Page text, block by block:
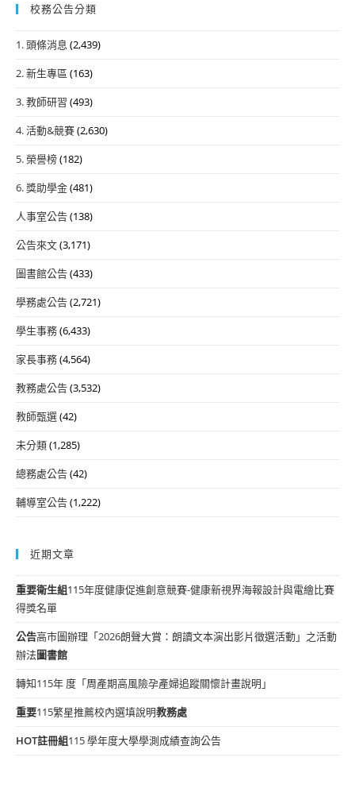
校務公告分類
1. 頭條消息 (2,439)
2. 新生專區 (163)
3. 教師研習 (493)
4. 活動&競賽(2,630)
5. 榮譽榜(182)
6. 獎助學金(481)
人事室公告(138)
公告來文(3,171)
圖書館公告(433)
學務處公告(2,721)
學生事務(6,433)
家長事務(4,564)
教務處公告(3,532)
教師甄選(42)
未分類(1,285)
總務處公告(42)
輔導室公告(1,222)
近期文章
重要衛生組115年度健康促進創意競賽-健康新視界海報設計與電繪比賽
得獎名單
公告高市圖辦理「2026朗聲大賞：朗讀文本演出影片徵選活動」之活動
辦法圖書館
轉知115年 度「周產期高風險孕產婦追蹤關懷計畫說明」
重要115繁星推薦校內選填說明教務處
HOT註冊組115 學年度大學學測成績查詢公告